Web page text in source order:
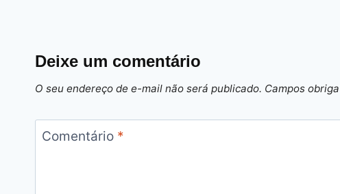
Deixe um comentário
O seu endereço de e-mail não será publicado. Campos
Comentário *